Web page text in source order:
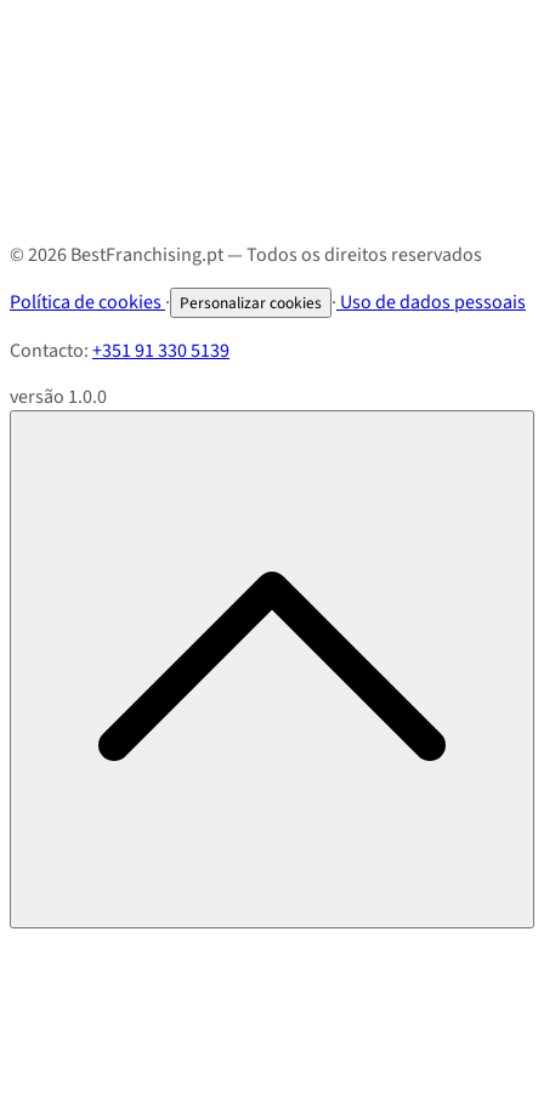
© 2026 BestFranchising.pt — Todos os direitos reservados
Política de cookies· Personalizar cookies · Uso de dados pessoais
Contacto:+351 91 330 5139
versão 1.0.0